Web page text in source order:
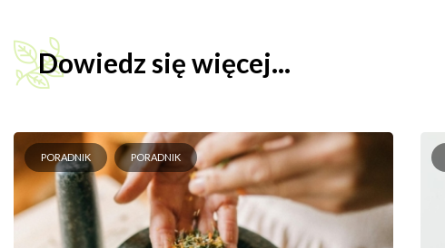
Dowiedz się więcej...
PORADNIK PORADNIK